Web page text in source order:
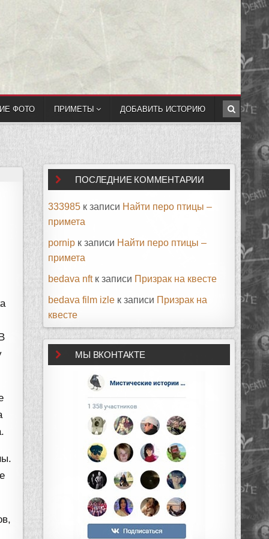
ФОТО ПРИМЕТЫ ДОБАВИТЬ ИСТОРИЮ
ПОСЛЕДНИЕ КОММЕНТАРИИ
333985 к записи Найти перо птицы –
примета
pornip к записи Найти перо птицы –
примета
bedava nftк записи Призрак на квесте
bedava film izle к записи Призрак на
квесте
МЫ ВКОНТАКТЕ